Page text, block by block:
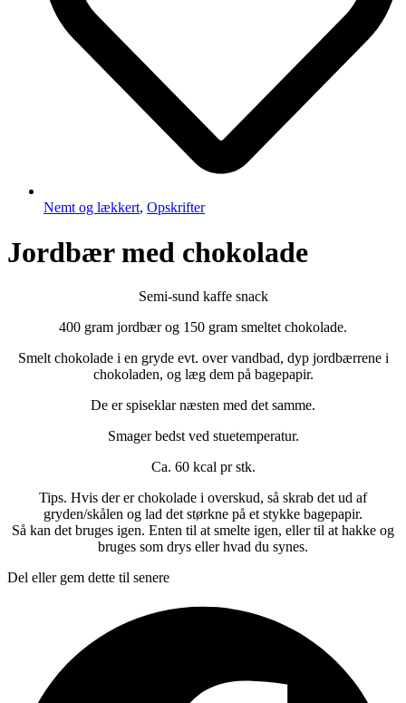
Nemt og lækkert, Opskrifter
Jordbær med chokolade
Semi-sund kaffe snack
400 gram jordbær og 150 gram smeltet chokolade.
Smelt chokolade i en gryde evt. over vandbad, dyp jordbærrene i
chokoladen, og læg dem på bagepapir.
De er spiseklar næsten med det samme.
Smager bedst ved stuetemperatur.
Ca. 60 kcal pr stk.
Tips. Hvis der er chokolade i overskud, så skrab det ud af
gryden/skålen og lad det størkne på et stykke bagepapir.
Så kan det bruges igen. Enten til at smelte igen, eller til at hakke og
bruges som drys eller hvad du synes.
Del eller gem dette til senere